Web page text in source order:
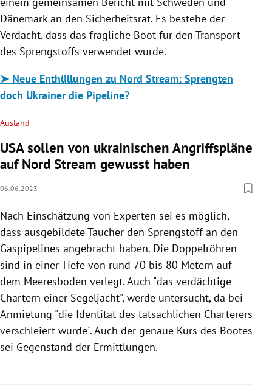
Dänemark an den Sicherheitsrat. Es bestehe der
Verdacht, dass das fragliche Boot für den Transport
des Sprengstoffs verwendet wurde.
➤ Neue Enthüllungen zu Nord Stream: Sprengten
doch Ukrainer die Pipeline?
Ausland
USA sollen von ukrainischen Angriffspläne
auf Nord Stream gewusst haben
06.06.2023
Nach Einschätzung von Experten sei es möglich,
dass ausgebildete Taucher den Sprengstoff an den
Gaspipelines angebracht haben. Die Doppelröhren
sind in einer Tiefe von rund 70 bis 80 Metern auf
dem Meeresboden verlegt. Auch "das verdächtige
Chartern einer Segeljacht", werde untersucht, da bei
Anmietung "die Identität des tatsächlichen Charterers
verschleiert wurde". Auch der genaue Kurs des Bootes
sei Gegenstand der Ermittlungen.